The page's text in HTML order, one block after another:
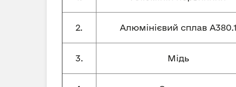
2. Алюмінієвий сплав А380.1
3. Мідь